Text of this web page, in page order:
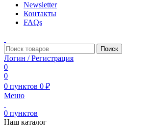
Newsletter
Контакты
FAQs
Поиск
Логин / Регистрация
0
0
0 пунктов 0 ₽
Меню
0 пунктов
Наш каталог